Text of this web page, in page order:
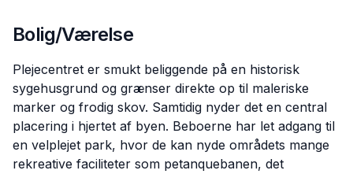
Bolig/Værelse
Plejecentret er smukt beliggende på en historisk
sygehusgrund og grænser direkte op til maleriske
marker og frodig skov. Samtidig nyder det en central
placering i hjertet af byen. Beboerne har let adgang til
en velplejet park, hvor de kan nyde områdets mange
rekreative faciliteter som petanquebanen, det